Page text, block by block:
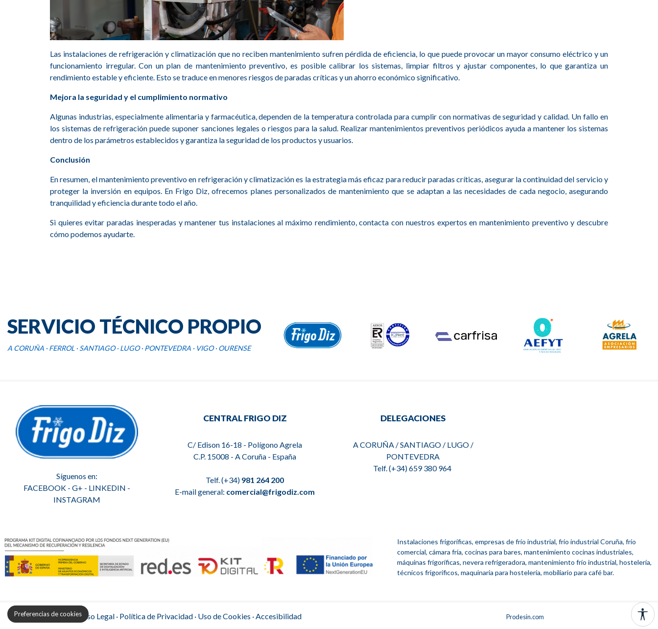
Las instalaciones de refrigeración y climatización que no reciben mantenimiento sufren pérdida de eficiencia, lo que puede provocar un mayor consumo eléctrico y un
funcionamiento irregular. Con un plan de mantenimiento preventivo, es posible calibrar los sistemas, limpiar filtros y ajustar componentes, lo que garantiza un
rendimiento estable y eficiente. Esto se traduce en menores riesgos de paradas críticas y un ahorro económico significativo.
Mejora la seguridad y el cumplimiento normativo
Algunas industrias, especialmente alimentaria y farmacéutica, dependen de la temperatura controlada para cumplir con normativas de seguridad y calidad. Un fallo en
los sistemas de refrigeración puede suponer sanciones legales o riesgos para la salud. Realizar mantenimientos preventivos periódicos ayuda a mantener los sistemas
dentro de los parámetros establecidos y garantiza la seguridad de los productos y usuarios.
Conclusión
En resumen, el mantenimiento preventivo en refrigeración y climatización es la estrategia más eficaz para reducir paradas críticas, asegurar la continuidad del servicio y
proteger la inversión en equipos. En Frigo Diz, ofrecemos planes personalizados de mantenimiento que se adaptan a las necesidades de cada negocio, asegurando
tranquilidad y eficiencia durante todo el año.
Si quieres evitar paradas inesperadas y mantener tus instalaciones al máximo rendimiento,contacta con nuestros expertos en mantenimiento preventivo y descubre
cómo podemos ayudarte.
SERVICIO TÉCNICO PROPIO
A CORUÑA · FERROL · SANTIAGO · LUGO · PONTEVEDRA · VIGO · OURENSE
Síguenos en:
FACEBOOK - G+ - LINKEDIN -
INSTAGRAM
CENTRAL FRIGO DIZ
C/ Edison 16-18 - Polígono Agrela
C.P. 15008 - A Coruña - España
Telf. (+34) 981 264 200
E-mail general: comercial@frigodiz.com
DELEGACIONES
A CORUÑA / SANTIAGO / LUGO /
PONTEVEDRA
Telf. (+34) 659 380 964
Instalaciones frigoríficas, empresas de frío industrial, frío industrial Coruña, frío
comercial, cámara fría, cocinas para bares, mantenimiento cocinas industriales,
máquinas frigoríficas, nevera refrigeradora, mantenimiento frío industrial, hostelería,
técnicos frigoríficos, maquinaria para hostelería, mobiliario para café bar.
Aviso Legal· Política de Privacidad· Uso de Cookies · Accesibilidad Prodesin.com
Preferencias de cookies